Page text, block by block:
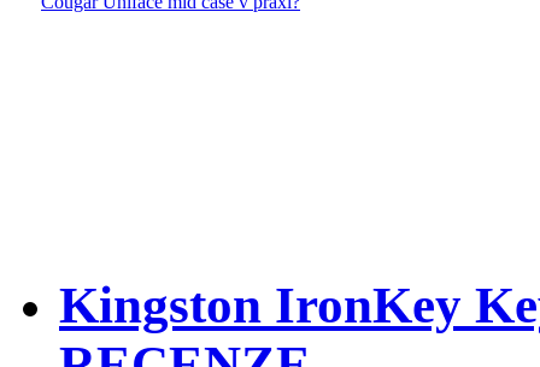
Kingston IronKey